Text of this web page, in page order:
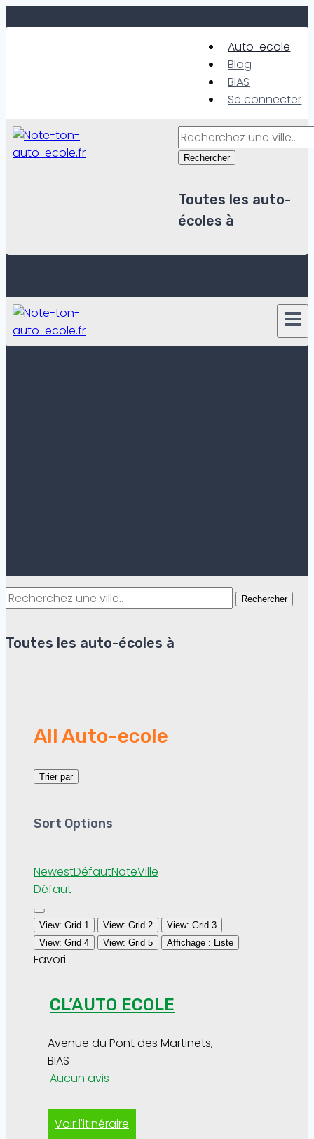
to
Auto-ecole
Blog
BIAS
Se connecter
Rechercher
Toutes les auto-
écoles à
Rechercher
Toutes les auto-écoles à
All Auto-ecole
Trier par
Sort Options
NewestDéfautNoteVille
Défaut
View: Grid 1 View: Grid 2
View: Grid 3
View: Grid 4
View: Grid 5 Affichage : Liste
Favori
CL’AUTO ECOLE
Avenue du Pont des Martinets,
BIAS
Aucun avis
Voir l'itinéraire